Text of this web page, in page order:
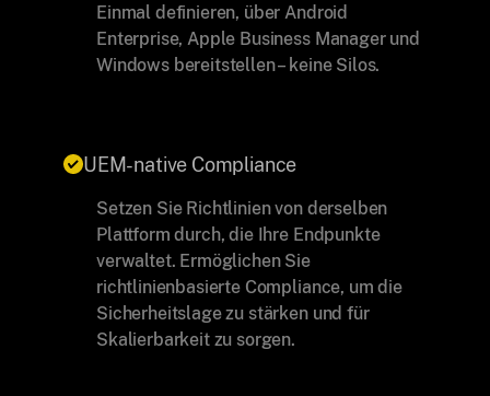
Einmal definieren, über Android
Enterprise, Apple Business Manager und
Windows bereitstellen – keine Silos.
UEM-native Compliance
Setzen Sie Richtlinien von derselben
Plattform durch, die Ihre Endpunkte
verwaltet. Ermöglichen Sie
richtlinienbasierte Compliance, um die
Sicherheitslage zu stärken und für
Skalierbarkeit zu sorgen.